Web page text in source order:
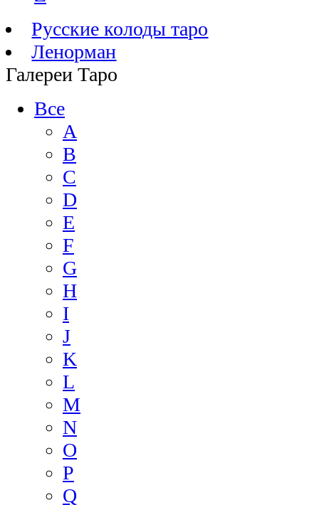
Русские колоды таро
Ленорман
Галереи Таро
Все
A
B
C
D
E
F
G
H
I
J
K
L
M
N
O
P
Q